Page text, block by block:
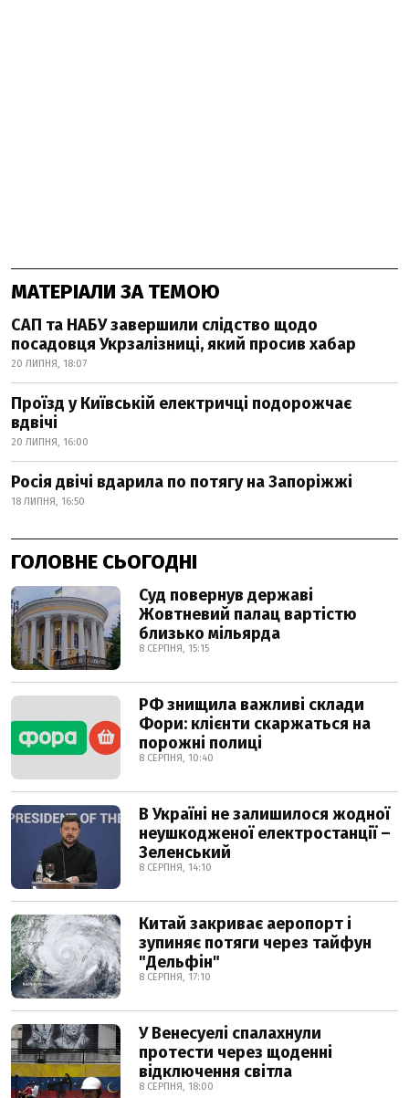
МАТЕРІАЛИ ЗА ТЕМОЮ
САП та НАБУ завершили слідство щодо
посадовця Укрзалізниці, який просив хабар
20 ЛИПНЯ, 18:07
Проїзд у Київській електричці подорожчає
вдвічі
20 ЛИПНЯ, 16:00
Росія двічі вдарила по потягу на Запоріжжі
18 ЛИПНЯ, 16:50
ГОЛОВНЕ СЬОГОДНІ
Суд повернув державі
Жовтневий палац вартістю
близько мільярда
8 СЕРПНЯ, 15:15
РФ знищила важливі склади
Фори: клієнти скаржаться на
порожні полиці
8 СЕРПНЯ, 10:40
В Україні не залишилося жодної
неушкодженої електростанції –
Зеленський
8 СЕРПНЯ, 14:10
Китай закриває аеропорт і
зупиняє потяги через тайфун
"Дельфін"
8 СЕРПНЯ, 17:10
У Венесуелі спалахнули
протести через щоденні
відключення світла
8 СЕРПНЯ, 18:00